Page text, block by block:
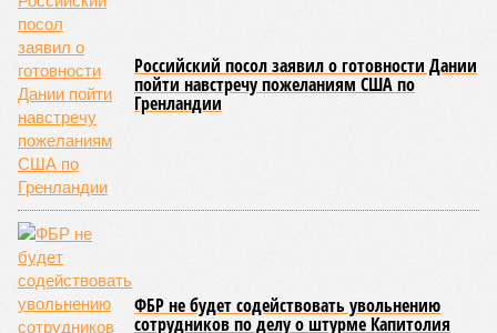
Да, наша любимая маленькая планета может быть
единственной, где в пределах Солнечной системы есть
полноценная жизнь, но Земля также регулярно пытается
эту жизнь уничтожить. Так уж вышло, что внутренние
процессы на планете включают в себя всевозможные
геологические, метеорологические и физические явления,
которые для человека довольно опасны. Или попросту
смертельны. И вот несколько тому примеров.
Все стихии сразу
Около 100 лет назад в Поднебесной приключилось то, что